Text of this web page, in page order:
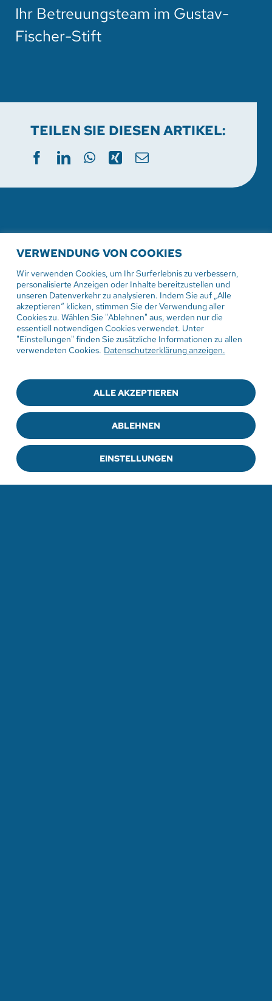
VERWENDUNG VON COOKIES
Wir verwenden Cookies, um Ihr Surferlebnis zu verbessern,
personalisierte Anzeigen oder Inhalte bereitzustellen und
unseren Datenverkehr zu analysieren. Indem Sie auf „Alle
akzeptieren“ klicken, stimmen Sie der Verwendung aller
Cookies zu. Wählen Sie "Ablehnen" aus, werden nur die
essentiell notwendigen Cookies verwendet. Unter
"Einstellungen" finden Sie zusätzliche Informationen zu allen
verwendeten Cookies. Datenschutzerklärung anzeigen.
EINSTELLUNGEN
ABLEHNEN
ALLE AKZEPTIEREN
Ihr Betreuungsteam im Gustav-
Fischer-Stift
TEILEN SIE DIESEN ARTIKEL:
WEITERE AKTUELLE
VERANSTALTUNGEN
2. August 2026
Gottesdienst in der
Damit hat niemand gerechnet
Pfarrer Ulrich Weber